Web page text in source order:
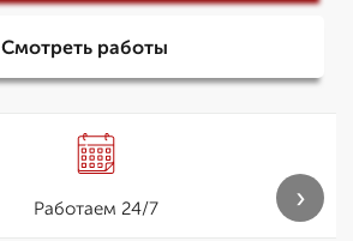
Смотреть работы
Работаем 24/7 ›